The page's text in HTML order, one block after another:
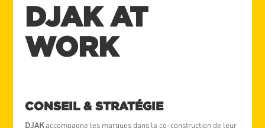
DJAK AT
WORK
CONSEIL & STRATÉGIE
DJAKaccompagne les marques dans la co-construction de leur